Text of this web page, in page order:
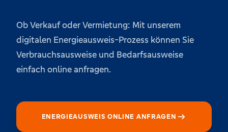
Ob Verkauf oder Vermietung: Mit unserem
digitalen Energieausweis-Prozess können Sie
Verbrauchsausweise und Bedarfsausweise
einfach online anfragen.
ENERGIEAUSWEIS ONLINE ANFRAGEN arrow_right_alt